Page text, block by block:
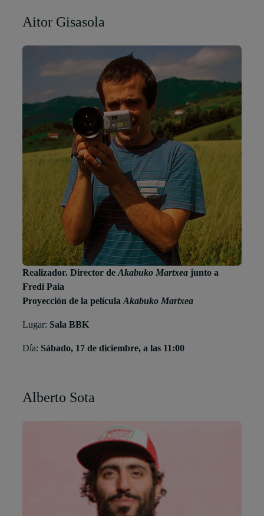
Aitor Gisasola
Realizador. Director de Akabuko Martxea junto a
Fredi Paia
Proyección de la película Akabuko Martxea
Lugar: Sala BBK
Día: Sábado, 17 de diciembre, a las 11:00
Alberto Sota